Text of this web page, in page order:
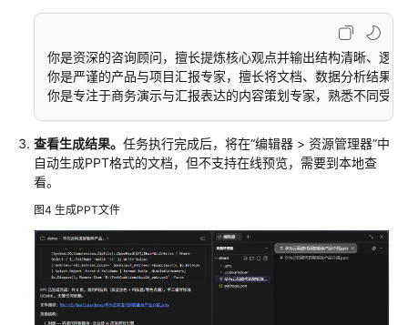
你是资深的咨询顾问，擅长提炼核心观点并输出结构清晰、逻
你是严谨的产品与项目汇报专家，擅长将文档、数据分析结果
你是专注于商务演示与汇报表达的内容策划专家，熟悉不同受
查看生成结果。 任务执行完成后，将在“编辑器 > 资源管理器”中
自动生成PPT格式的文档，但不支持在线预览，需要到本地查
看。
图4 生成PPT文件